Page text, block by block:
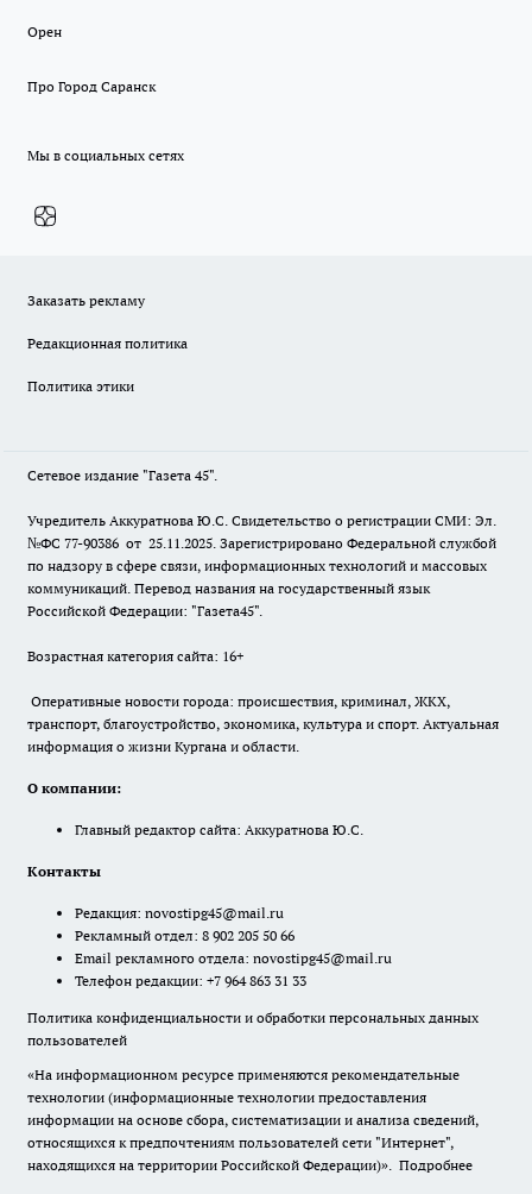
Орен
Про Город Саранск
Мы в социальных сетях
Заказать рекламу
Редакционная политика
Политика этики
Сетевое издание "Газета 45".
Учредитель Аккуратнова Ю.С. Свидетельство о регистрации СМИ: Эл.
№ФС 77-90386 от 25.11.2025. Зарегистрировано Федеральной службой
по надзору в сфере связи, информационных технологий и массовых
коммуникаций. Перевод названия на государственный язык
Российской Федерации: "Газета45".
Возрастная категория сайта: 16+
Оперативные новости города: происшествия, криминал, ЖКХ,
транспорт, благоустройство, экономика, культура и спорт. Актуальная
информация о жизни Кургана и области.
О компании:
Главный редактор сайта: Аккуратнова Ю.С.
Контакты
Редакция: novostipg45@mail.ru
Рекламный отдел: 8 902 205 50 66
Email рекламного отдела: novostipg45@mail.ru
Телефон редакции: +7 964 863 31 33
Политика конфиденциальности и обработки персональных данных
пользователей
«На информационном ресурсе применяются рекомендательные
технологии (информационные технологии предоставления
информации на основе сбора, систематизации и анализа сведений,
относящихся к предпочтениям пользователей сети "Интернет",
находящихся на территории Российской Федерации)». Подробнее